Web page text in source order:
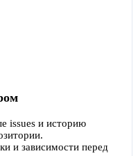
issues и историю
и зависимости перед